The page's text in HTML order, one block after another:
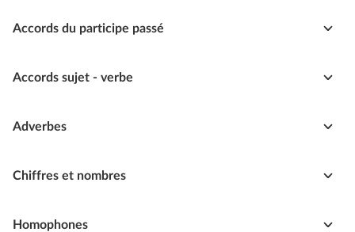
Accords du participe passé
Accords sujet - verbe
Adverbes
Chiffres et nombres
Homophones